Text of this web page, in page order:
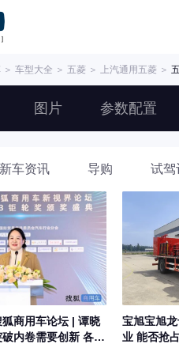
＞ 车型大全 ＞ 五菱 ＞ 上汽通用五菱 ＞
图片 参数配置
新车资讯 导购 试驾
商用车论坛 | 谭晓
内卷需要创新 各家
宝旭宝旭
业 能否抢